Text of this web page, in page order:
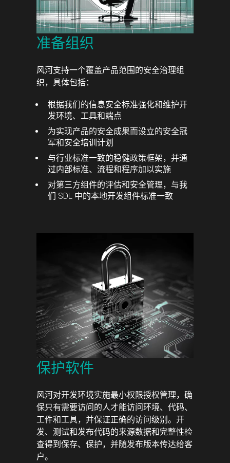
准备组织
风河支持一个覆盖产品范围的安全治理组
织，具体包括：
根据我们的信息安全标准强化和维护开
发环境、工具和端点
为实现产品的安全成果而设立的安全冠
军和安全培训计划
与行业标准一致的稳健政策框架，并通
过内部标准、流程和程序加以实施
对第三方组件的评估和安全管理，与我
们 SDL 中的本地开发组件标准一致
保护软件
风河对开发环境实施最小权限授权管理，确
保只有需要访问的人才能访问环境、代码、
工件和工具，并保证正确的访问级别。开
发、测试和发布代码的来源数据和完整性检
查得到保存、保护，并随发布版本传达给客
户。